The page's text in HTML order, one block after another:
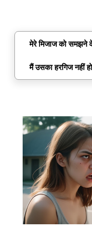
मेरे मिजाज को समझने
मैं उसका हरगिज नहीं